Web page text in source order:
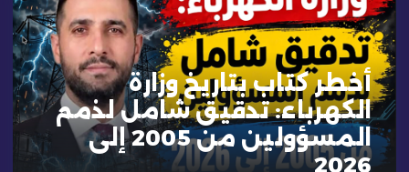
أخطر كتاب بتاريخ وزارة
الكهرباء: تدقيق شامل لذمم
المسؤولين من 2005 إلى
2026